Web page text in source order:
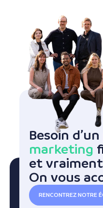
Besoin d’un
marketing
et vraiment
On vous
RENCONTREZ NOTRE